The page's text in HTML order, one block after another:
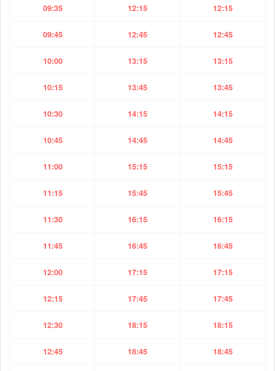
09:35 12:15 12:15
09:45 12:45 12:45
10:00 13:15 13:15
10:15 13:45 13:45
10:30 14:15 14:15
10:45 14:45 14:45
11:00 15:15 15:15
11:15 15:45 15:45
11:30 16:15 16:15
11:45 16:45 16:45
12:00 17:15 17:15
12:15 17:45 17:45
12:30 18:15 18:15
12:45 18:45 18:45